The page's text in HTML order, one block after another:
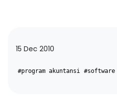
15 Dec 2010
#program akuntansi